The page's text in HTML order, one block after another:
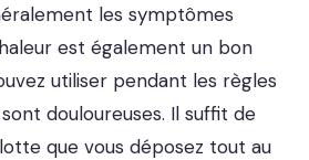
les symptômes
est également un bon
utiliser pendant les règles
douloureuses. Il suffit de
que vous déposez tout au